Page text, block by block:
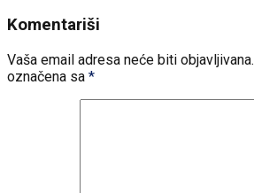
Komentariši
Vaša email adresa neće biti objavljivana.
označena sa *